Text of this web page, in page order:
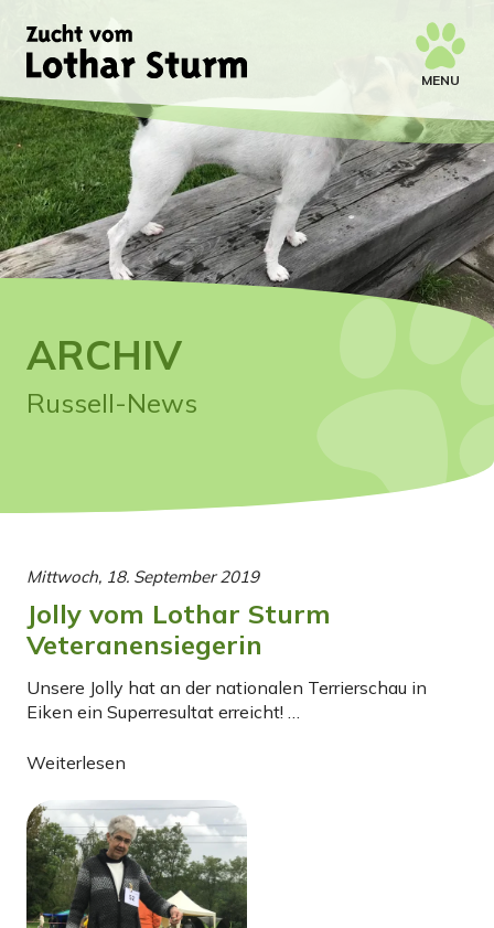
MENU
ARCHIV
Russell-News
Mittwoch, 18. September 2019
Jolly vom Lothar Sturm
Veteranensiegerin
Unsere Jolly hat an der nationalen Terrierschau in
Eiken ein Superresultat erreicht! …
Weiterlesen